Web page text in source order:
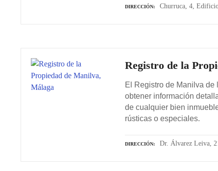
DIRECCIÓN Churruca, 4,
Registro de la
El Registro de Manilva
obtener información
de cualquier bien
rústicas o especiales.
DIRECCIÓN Dr. Álvarez Leiva,